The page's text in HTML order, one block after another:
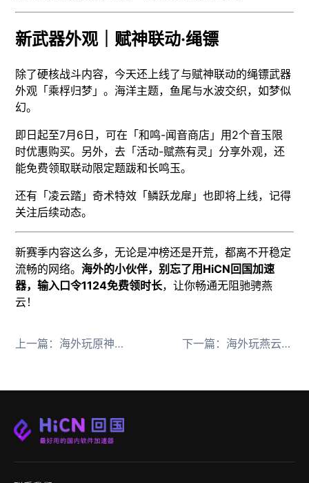
新武器外观｜赋神联动·绳镖
除了硬核战斗内容，今天还上线了与赋神联动的绳镖武器
外观「乘桴归梦」。海洋主题，鱼尾与水波交织，如梦似
幻。
即日起至7月6日，可在「和鸣-闻音商店」用2个音玉限
时优惠购买。另外，去「活动-赋燕有灵」分享外观，还
能免费领取联动限定题跋和长鸣玉。
还有「凌云踏」奇术特效「鳞跃龙扉」也即将上线，记得
关注后续动态。
新赛季内容这么多，无论是冲榜还是开荒，都离不开稳定
流畅的网络。海外的小伙伴，别忘了用HiCN回国加速
器，输入口令1124免费领时长，让你畅通无阻驰骋燕
云！
上一篇： 海外玩原神速摄快镜用HiCN回国加速器流畅拍摄不卡顿 下一篇： 海外玩燕云十六声青州新版本用HiCN回国加速器